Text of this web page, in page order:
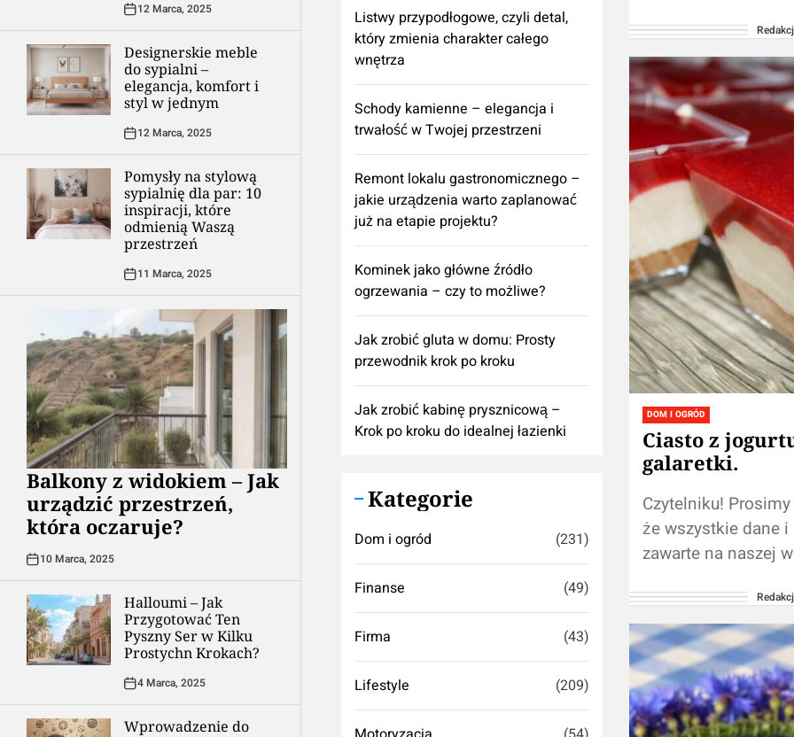
12 Marca, 2025
Designerskie meble
do sypialni –
elegancja, komfort i
styl w jednym
12 Marca, 2025
Pomysły na stylową
sypialnię dla par: 10
inspiracji, które
odmienią Waszą
przestrzeń
11 Marca, 2025
Balkony z widokiem – Jak
urządzić przestrzeń,
która oczaruje?
10 Marca, 2025
Halloumi – Jak
Przygotować Ten
Pyszny Ser w Kilku
Prostychn Krokach?
4 Marca, 2025
Wprowadzenie do
samodzielnej
fachowcem/
Korzystanie z
umieszczonych na
blogu...
DOM I OGRÓD
Ciasto z
galaretki.
Czytelniku!
że wszystkie dane
zawarte na naszej
konsultacji ze
ekspertem/
Używanie
na naszym blogu
Listwy przypodłogowe, czyli detal,
który zmienia charakter całego
wnętrza
Schody kamienne – elegancja i
trwałość w Twojej przestrzeni
​Remont lokalu gastronomicznego –
jakie urządzenia warto zaplanować
już na etapie projektu?
Kominek jako główne źródło
ogrzewania – czy to możliwe?
Jak zrobić gluta w domu: Prosty
przewodnik krok po kroku
Jak zrobić kabinę prysznicową –
Krok po kroku do idealnej łazienki
Kategorie
Dom i ogród (231)
Finanse (49)
Firma (43)
Lifestyle (209)